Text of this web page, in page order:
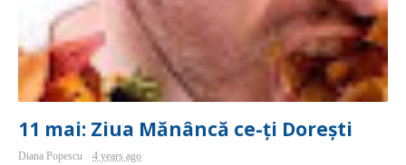
11 mai: Ziua Mănâncă ce-ți Dorești
Diana Popescu 4 years ago